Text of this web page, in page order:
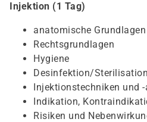
Injektion (1 Tag)
anatomische Grundlagen
Rechtsgrundlagen
Hygiene
Desinfektion/Sterilisation
Injektionstechniken und -
Indikation,
Risiken und